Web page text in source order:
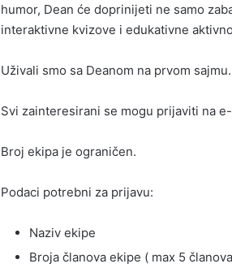
humor, Dean će doprinijeti ne samo
interaktivne kvizove i edukativne
Uživali smo sa Deanom na prvom
Svi zainteresirani se mogu prijaviti na
Broj ekipa je ograničen.
Podaci potrebni za prijavu:
Naziv ekipe
Broja članova ekipe ( max 5